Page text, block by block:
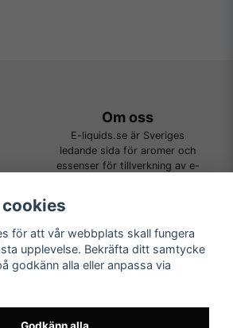
Om oss
E-liquids.se är Sveriges
ledande sida för aromer och
essenser för tillverkning av e-
oss på
du har
eller
Läs mer
för att vår webbplats skall fungera
upplevelse. Bekräfta ditt samtycke
godkänn alla eller anpassa via
Godkänn alla